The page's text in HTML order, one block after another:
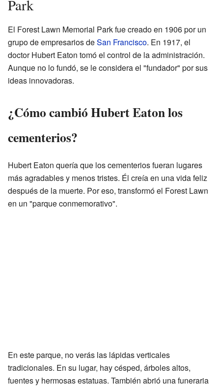
Park
El Forest Lawn Memorial Park fue creado en 1906 por un
grupo de empresarios deSan Francisco. En 1917, el
doctor Hubert Eaton tomó el control de la administración.
Aunque no lo fundó, se le considera el "fundador" por sus
ideas innovadoras.
¿Cómo cambió Hubert Eaton los
cementerios?
Hubert Eaton quería que los cementerios fueran lugares
más agradables y menos tristes. Él creía en una vida feliz
después de la muerte. Por eso, transformó el Forest Lawn
en un "parque conmemorativo".
En este parque, no verás las lápidas verticales
tradicionales. En su lugar, hay césped, árboles altos,
fuentes y hermosas estatuas. También abrió una funeraria